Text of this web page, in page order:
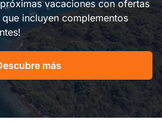
vacaciones con ofertas
incluyen complementos
más